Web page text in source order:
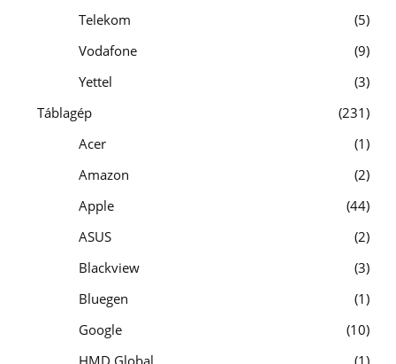
Telekom
5
Vodafone
9
Yettel
3
Táblagép
231
Acer
1
Amazon
2
Apple
44
ASUS
2
Blackview
3
Bluegen
1
Google
10
HMD Global
1